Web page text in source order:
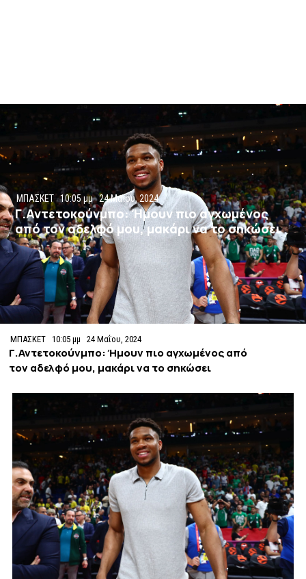
ΜΠΑΣΚΕΤ 10:05 μμ 24 Μαΐου, 2024
Γ.Αντετοκούνμπο: Ήμουν πιο αγχωμένος
από τον αδελφό μου, μακάρι να το σηκώσει
ΜΠΑΣΚΕΤ 10:05 μμ 24 Μαΐου, 2024
Γ.Αντετοκούνμπο: Ήμουν πιο αγχωμένος από
τον αδελφό μου, μακάρι να το σηκώσει